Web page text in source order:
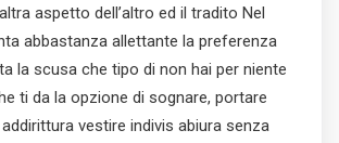
aspetto dell’altro ed il tradito Nel
abbastanza allettante la preferenza
la scusa che tipo di non hai per niente
ti da la opzione di sognare, portare
vestire indivis abiura senza